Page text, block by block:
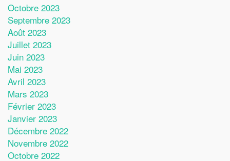
Octobre 2023
Septembre 2023
Août 2023
Juillet 2023
Juin 2023
Mai 2023
Avril 2023
Mars 2023
Février 2023
Janvier 2023
Décembre 2022
Novembre 2022
Octobre 2022